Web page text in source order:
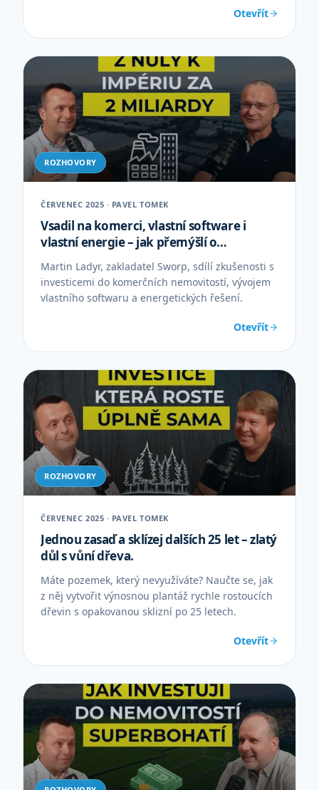
Otevřít
ROZHOVORY
ČERVENEC 2025 · PAVEL TOMEK
Vsadil na komerci, vlastní software i
vlastní energie – jak přemýšlí o
investicích Martin Ladyr
Martin Ladyr, zakladatel Sworp, sdílí zkušenosti s
investicemi do komerčních nemovitostí, vývojem
vlastního softwaru a energetických řešení.
Otevřít
ROZHOVORY
ČERVENEC 2025 · PAVEL TOMEK
Jednou zasaď a sklízej dalších 25 let – zlatý
důl s vůní dřeva.
Máte pozemek, který nevyužíváte? Naučte se, jak
z něj vytvořit výnosnou plantáž rychle rostoucích
dřevin s opakovanou sklizní po 25 letech.
Otevřít